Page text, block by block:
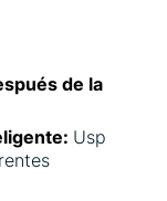
de la
Usp